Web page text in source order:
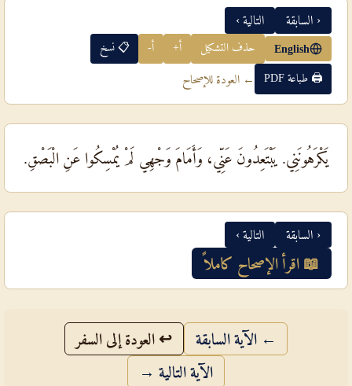
‹ السابقة التالية ›
English حذف التشكيل أ+ أ- 📋 نسخ
🖨 طباعة PDF ← العودة للإصحاح
يَكْرَهُونَنِي. يَبْتَعِدُونَ عَنِّي، وَأَمَامَ وَجْهِي لَمْ يُمْسِكُوا عَنِ الْبَصْقِ.
‹ السابقة التالية ›
📖 اقرأ الإصحاح كاملاً
← الآية السابقة
↩ العودة إلى السفر
الآية التالية →